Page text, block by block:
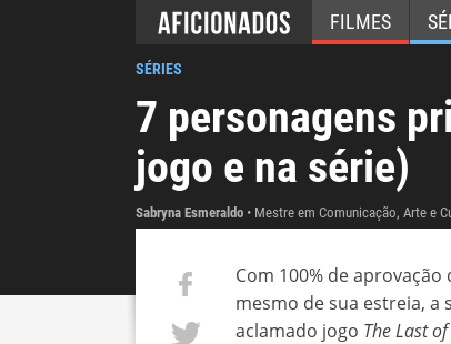
FILMES
SÉRIES
7 personagens
jogo e na série)
Sabryna Esmeraldo Mestre em Comunicação, Arte e
Com 100% de
mesmo de sua estreia, a
aclamado jogo The Last